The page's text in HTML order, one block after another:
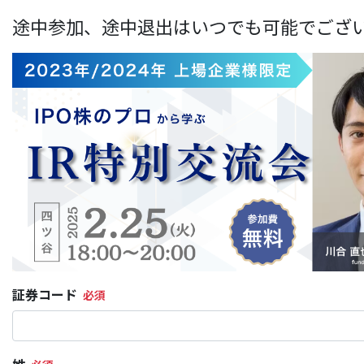
途中参加、途中退出はいつでも可能でござ
証券コード